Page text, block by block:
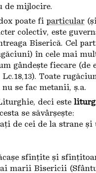
de mijlocire.
poate fi particular(și
colectiv, este
Biserică. Cel
în cele mai
gândește fiecare (de
Toate
se fac metanii, ș.a.
deci este
se săvârșește:
de cei de la strane și
sfințite și
marii Bisericii